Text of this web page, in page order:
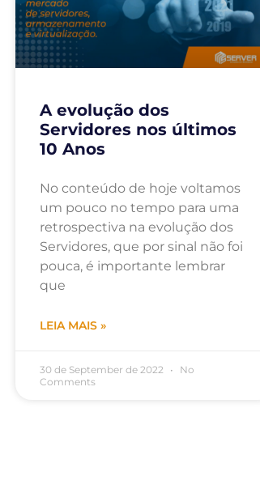
A evolução dos
Servidores nos últimos
10 Anos
No conteúdo de hoje voltamos
um pouco no tempo para uma
retrospectiva na evolução dos
Servidores, que por sinal não foi
pouca, é importante lembrar
que
LEIA MAIS »
30 de September de 2022
No
Comments